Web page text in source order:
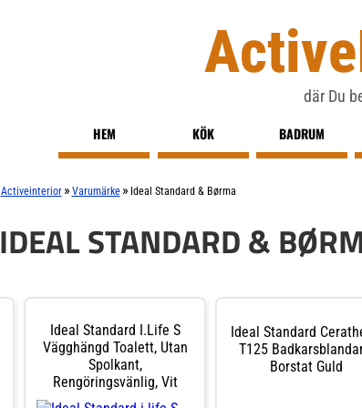
där Du
HEM KÖK BADRUM
Activeinterior » Varumärke » Ideal Standard & Børma
IDEAL STANDARD &
Ideal Standard I.life S
Vägghängd Toalett, Utan
Spolkant,
Rengöringsvänlig, Vit
Ideal Standard
T125
Borstat Guld